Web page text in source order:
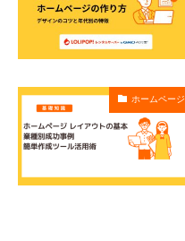
ホームページ